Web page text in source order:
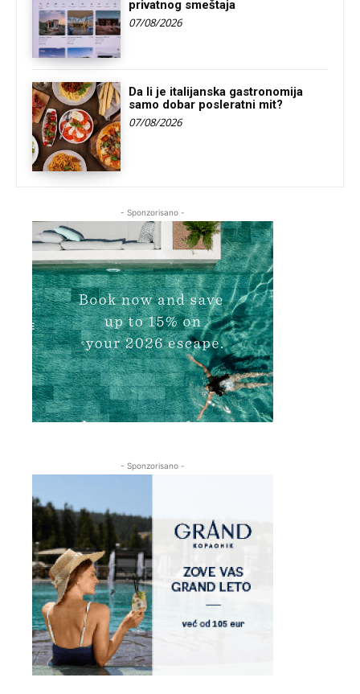
privatnog smeštaja
07/08/2026
Da li je italijanska gastronomija
samo dobar posleratni mit?
07/08/2026
- Sponzorisano -
- Sponzorisano -